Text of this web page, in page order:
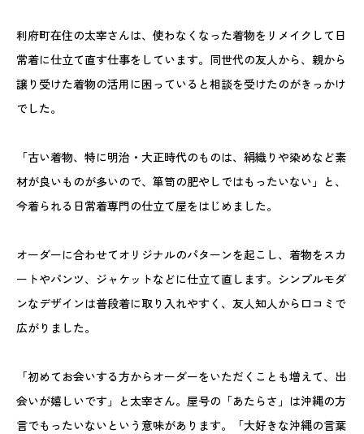
利府町在住の太宰さんは、使わなくなった着物をリメイクして日
常着に仕立て直す仕事をしています。同世代の友人から、親から
譲り受けた着物の活用に困っていると相談を受けたのがきっかけ
でした。
「古い着物、特に明治・大正時代のものは、絹織りや染めなど素
材が良いものが多いので、箪笥の肥やしではもったいない」と、
今着られる日常着専門の仕立て屋をはじめました。
オーダーに合わせてオリジナルのパターンを起こし、着物をスカ
ートやパンツ、ジャケットなどに仕立て直します。シンプルモダ
ンなデザインは普段着に取り入れやすく、友人知人から口コミで
広がりました。
「初めてお会いする方からオーダーをいただくことも増えて、出
会いが嬉しいです」と太宰さん。屋号の「あたらさ」は沖縄の方
言でもったいないという意味があります。「大好きな沖縄の言葉